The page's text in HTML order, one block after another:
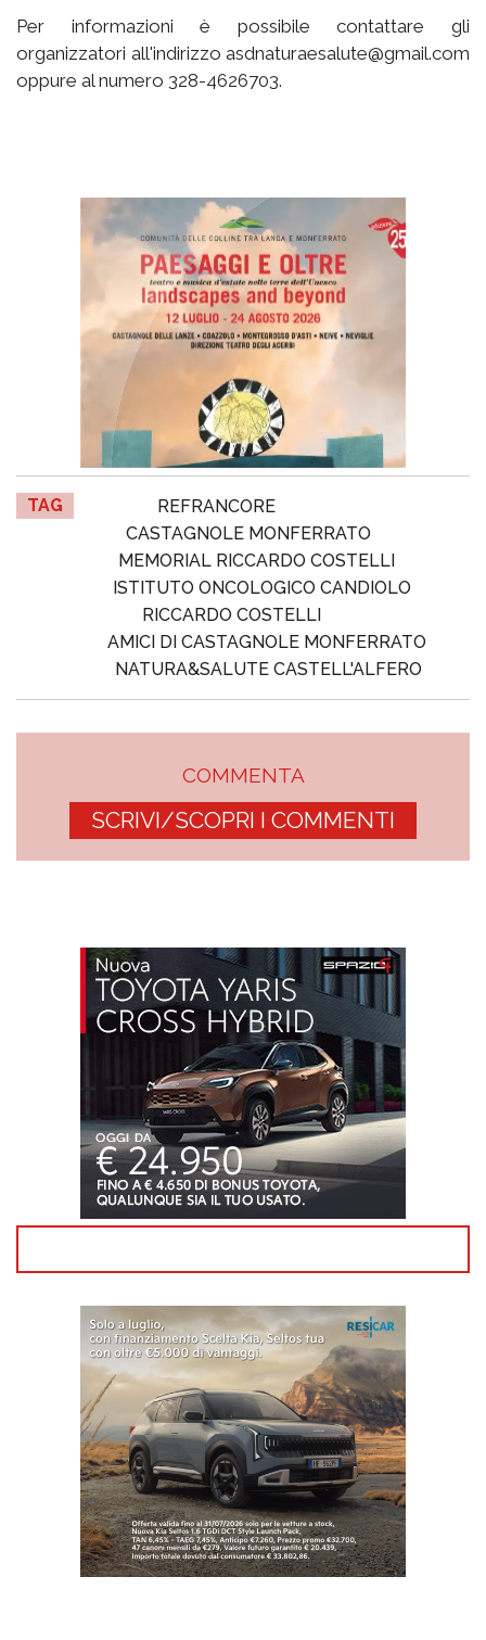
Per informazioni è possibile contattare gli
organizzatori all'indirizzo asdnaturaesalute@gmail.com
oppure al numero 328-4626703.
TAG
REFRANCORE
CASTAGNOLE MONFERRATO
MEMORIAL RICCARDO COSTELLI
ISTITUTO ONCOLOGICO CANDIOLO
RICCARDO COSTELLI
AMICI DI CASTAGNOLE MONFERRATO
NATURA&SALUTE CASTELL'ALFERO
COMMENTA
SCRIVI/SCOPRI I COMMENTI